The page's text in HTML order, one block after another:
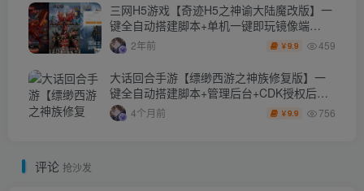
三网H5游戏【奇迹H5之神谕大陆魔改版】一
键全自动搭建脚本+单机一键即玩镜像端
+Linux手工服务端+平台币后台+GM授权后台
+详细搭建教程
2年前 ￥9.9 459
大话回合手游【缥缈西游之神族修复版】一
键全自动搭建脚本+管理后台+CDK授权后台
+安卓苹果双端
4个月前 ￥9.9 756
评论 抢沙发